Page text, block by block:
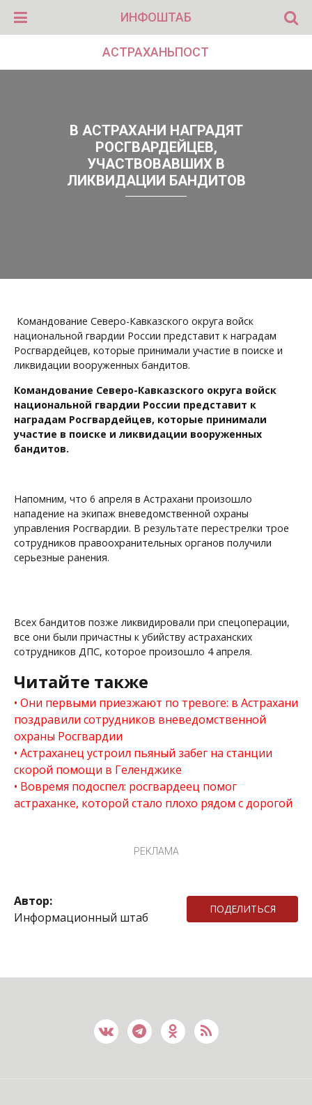
ИНФОШТАБ
АСТРАХАНЬПОСТ
В АСТРАХАНИ НАГРАДЯТ
РОСГВАРДЕЙЦЕВ,
УЧАСТВОВАВШИХ В
ЛИКВИДАЦИИ БАНДИТОВ
Командование Северо-Кавказского округа войск
национальной гвардии России представит к наградам
Росгвардейцев, которые принимали участие в поиске и
ликвидации вооруженных бандитов.
Командование Северо-Кавказского округа войск
национальной гвардии России представит к
наградам Росгвардейцев, которые принимали
участие в поиске и ликвидации вооруженных
бандитов.
Напомним, что 6 апреля в Астрахани произошло
нападение на экипаж вневедомственной охраны
управления Росгвардии. В результате перестрелки трое
сотрудников правоохранительных органов получили
серьезные ранения.
Всех бандитов позже ликвидировали при спецоперации,
все они были причастны к убийству астраханских
сотрудников ДПС, которое произошло 4 апреля.
Читайте также
Они первыми приезжают по тревоге: в Астрахани
поздравили сотрудников вневедомственной
охраны Росгвардии
Астраханец устроил пьяный забег на станции
скорой помощи в Геленджике
Вовремя подоспел: росгвардеец помог
астраханке, которой стало плохо рядом с дорогой
РЕКЛАМА
Автор:
Информационный штаб
ПОДЕЛИТЬСЯ